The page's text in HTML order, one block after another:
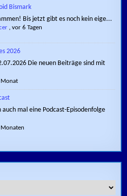
Bismark
Bis jetzt gibt es noch kein eige...
,vor 6 Tagen
2026
Die neuen Beiträge sind mit
auch mal eine Podcast-Episodenfolge